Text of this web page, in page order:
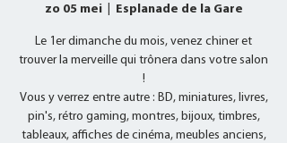
zo 05 mei
  |
Esplanade de la Gare
Le 1er dimanche du mois, venez chiner et
trouver la merveille qui trônera dans votre salon
!
Vous y verrez entre autre : BD, miniatures, livres,
pin's, rétro gaming, montres, bijoux, timbres,
tableaux, affiches de cinéma, meubles anciens,